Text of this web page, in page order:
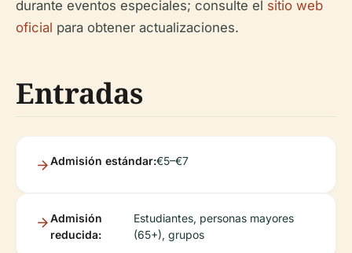
durante eventos especiales; consulte el sitio web
oficial para obtener actualizaciones.
Entradas
Admisión estándar:€5–€7
Admisión
reducida:
Estudiantes, personas mayores
(65+), grupos